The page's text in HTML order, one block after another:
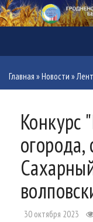
Главная »Новости »
Конкурс
огорода,
30 октября 2023